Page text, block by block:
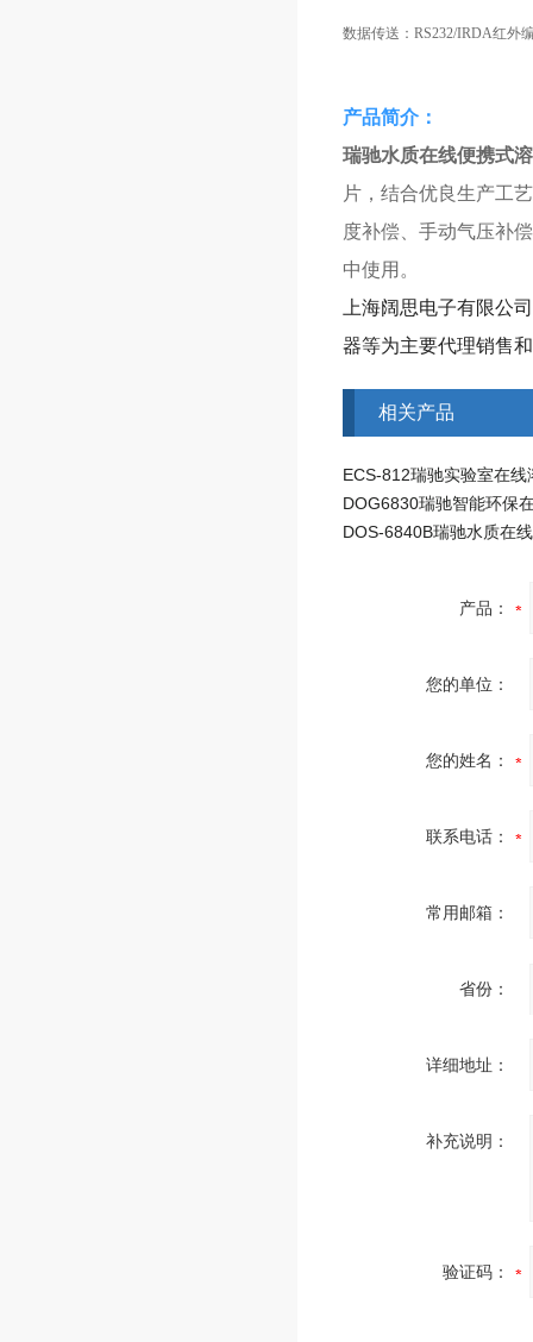
数据传送：RS232/IRDA红外
​产品简介：
瑞驰水质在线便携式
片，结合优良生产工
度补偿、手动气压补
中使用。
上海阔思电子有限公
器等为主要代理销售
相关产品
产品：
您的单位：
您的姓名：
联系电话：
常用邮箱：
省份：
详细地址：
补充说明：
验证码：